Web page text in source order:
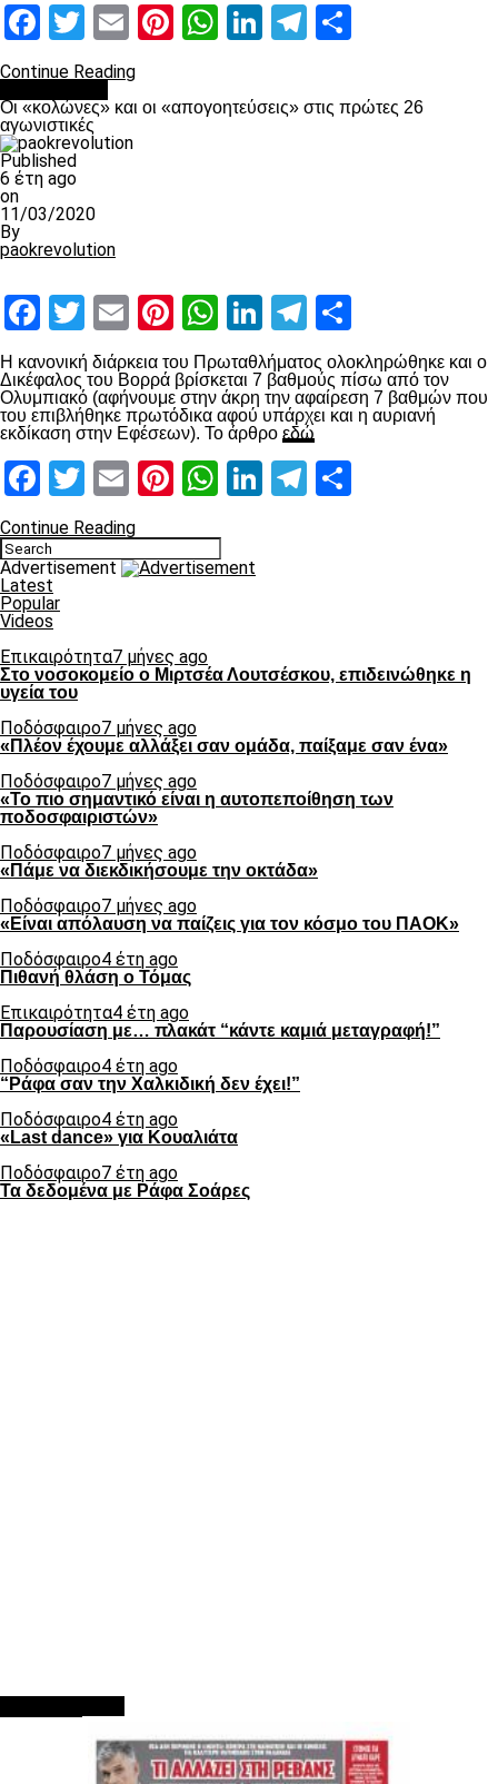
Facebook
Twitter
EmailPinterest
WhatsApp
LinkedIn
Telegram
Continue Reading
Οι «κολώνες» και οι «απογοητεύσεις» στις πρώτες 26
αγωνιστικές
Published
6 έτη ago
on
11/03/2020
By
paokrevolution
Facebook
Twitter
EmailPinterest
WhatsApp
LinkedIn
Telegram
Η κανονική διάρκεια του Πρωταθλήματος ολοκληρώθηκε και ο
Δικέφαλος του Βορρά βρίσκεται 7 βαθμούς πίσω από τον
Ολυμπιακό (αφήνουμε στην άκρη την αφαίρεση 7 βαθμών που
του επιβλήθηκε πρωτόδικα αφού υπάρχει και η αυριανή
εκδίκαση στην Εφέσεων). Το άρθρο εδώ
Facebook
Twitter
EmailPinterest
WhatsApp
LinkedIn
Telegram
Continue Reading
Advertisement
Latest
Popular
Videos
Επικαιρότητα7 μήνες ago
Στο νοσοκομείο ο Μιρτσέα Λουτσέσκου, επιδεινώθηκε η
υγεία του
Ποδόσφαιρο7 μήνες ago
«Πλέον έχουμε αλλάξει σαν ομάδα, παίξαμε σαν ένα»
Ποδόσφαιρο7 μήνες ago
«Το πιο σημαντικό είναι η αυτοπεποίθηση των
ποδοσφαιριστών»
Ποδόσφαιρο7 μήνες ago
«Πάμε να διεκδικήσουμε την οκτάδα»
Ποδόσφαιρο7 μήνες ago
«Είναι απόλαυση να παίζεις για τον κόσμο του ΠΑΟΚ»
Ποδόσφαιρο4 έτη ago
Πιθανή θλάση ο Τόμας
Επικαιρότητα4 έτη ago
Παρουσίαση με… πλακάτ “κάντε καμιά μεταγραφή!”
Ποδόσφαιρο4 έτη ago
“Ράφα σαν την Χαλκιδική δεν έχει!”
Ποδόσφαιρο4 έτη ago
«Last dance» για Κουαλιάτα
Ποδόσφαιρο7 έτη ago
Τα δεδομένα με Ράφα Σοάρες